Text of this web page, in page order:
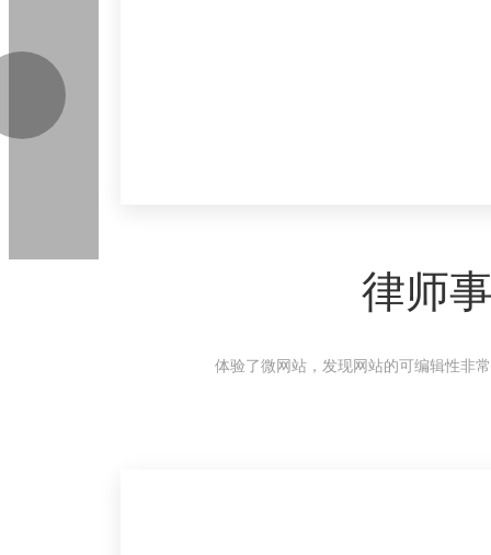
律师
体验了微网站，发现网站的可编辑性非